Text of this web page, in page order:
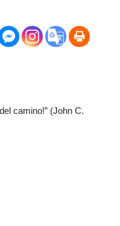
camino!” (John C.